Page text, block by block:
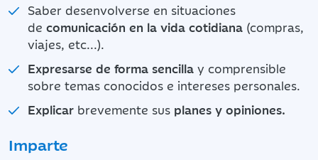
Saber desenvolverse en situaciones
de comunicación en la vida cotidiana (compras,
viajes, etc...).
Expresarse de forma sencilla y comprensible
sobre temas conocidos e intereses personales.
Explicar brevemente sus planes y opiniones.
Imparte